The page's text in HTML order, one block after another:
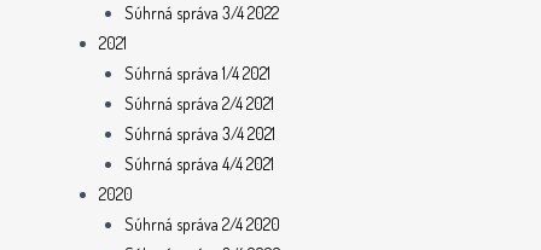
Súhrná správa 3/4 2022
2021
Súhrná správa 1/4 2021
Súhrná správa 2/4 2021
Súhrná správa 3/4 2021
Súhrná správa 4/4 2021
2020
Súhrná správa 2/4 2020